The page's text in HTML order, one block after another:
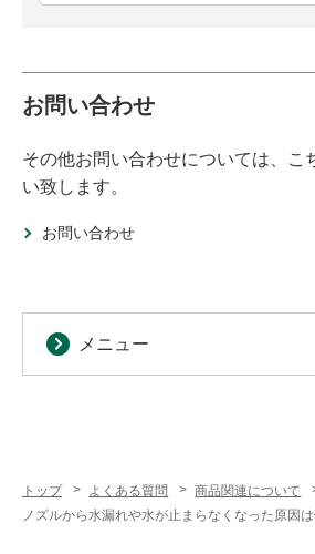
お問い合わせ
その他お問い合わせについては、こ
い致します。
お問い合わせ
メニュー
トップ よくある質問 商品関連について
ノズルから水漏れや水が止まらなくなった原因